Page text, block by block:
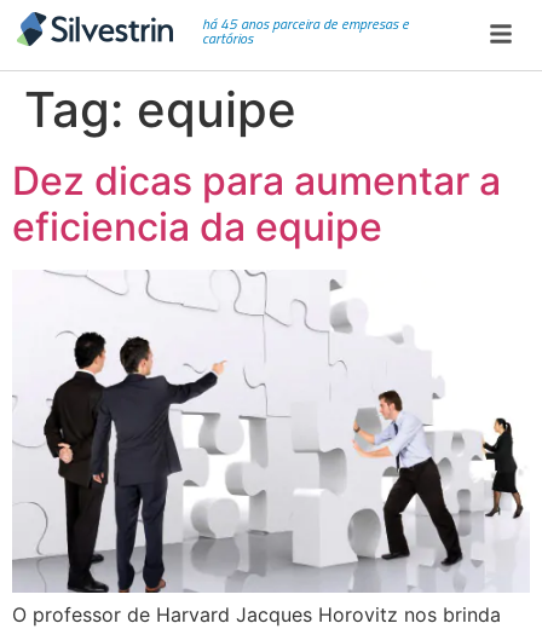
há 45 anos parceira de empresas e
cartórios
Tag: equipe
Dez dicas para aumentar a
eficiencia da equipe
O professor de Harvard Jacques Horovitz nos brinda